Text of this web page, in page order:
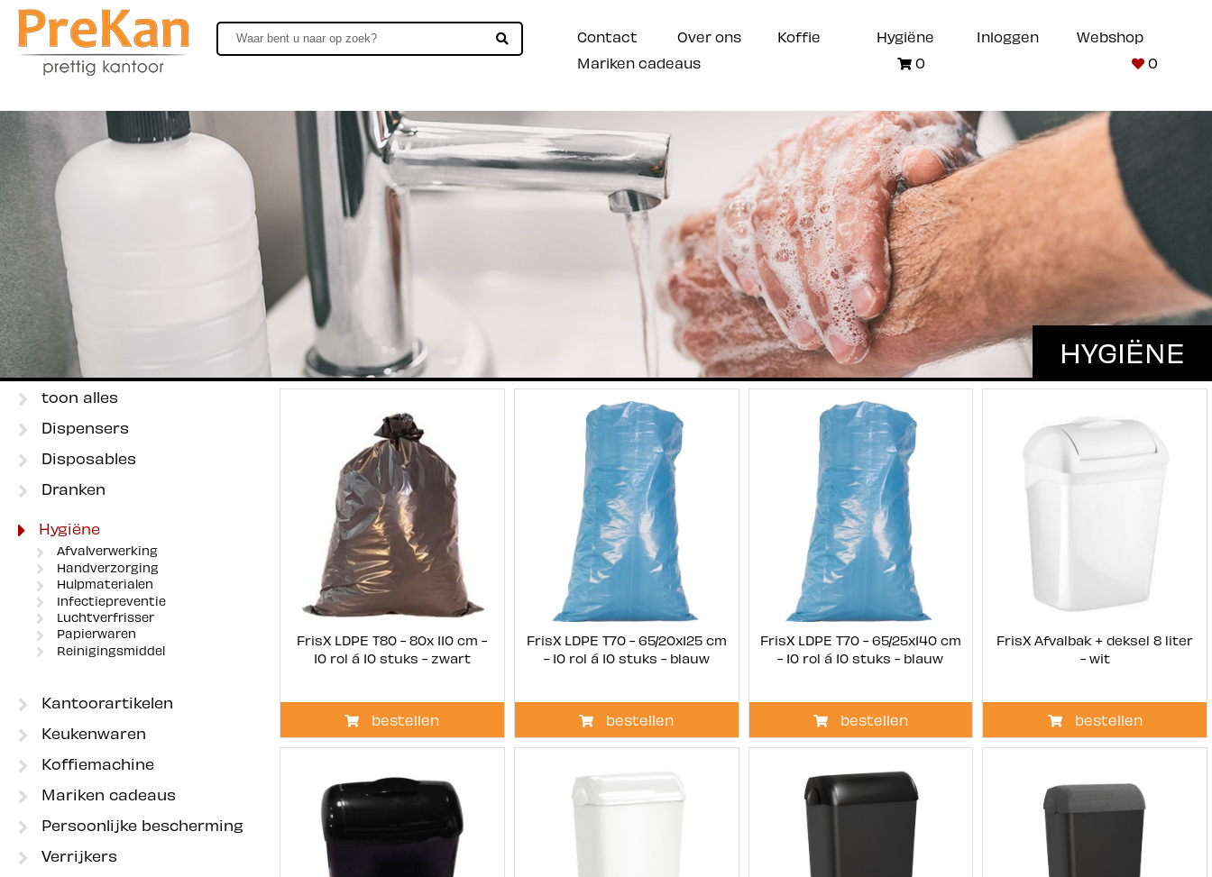
Contact Over ons Koffie Hygiëne Inloggen
Webshop
Mariken cadeaus
0 0
HYGIËNE
toon alles
Dispensers
Disposables
Dranken
Hygiëne
Afvalverwerking
Handverzorging
Hulpmaterialen
Infectiepreventie
Luchtverfrisser
Papierwaren
Reinigingsmiddel
Kantoorartikelen
Keukenwaren
Koffiemachine
Mariken cadeaus
Persoonlijke bescherming
Verrijkers
FrisX LDPE T80 - 80x 110 cm -
10 rol á 10 stuks - zwart
bestellen
FrisX LDPE T70 - 65/20x125 cm
- 10 rol á 10 stuks - blauw
bestellen
FrisX LDPE T70 - 65/25x140 cm
- 10 rol á 10 stuks - blauw
bestellen
FrisX Afvalbak + deksel 8 liter
- wit
bestellen